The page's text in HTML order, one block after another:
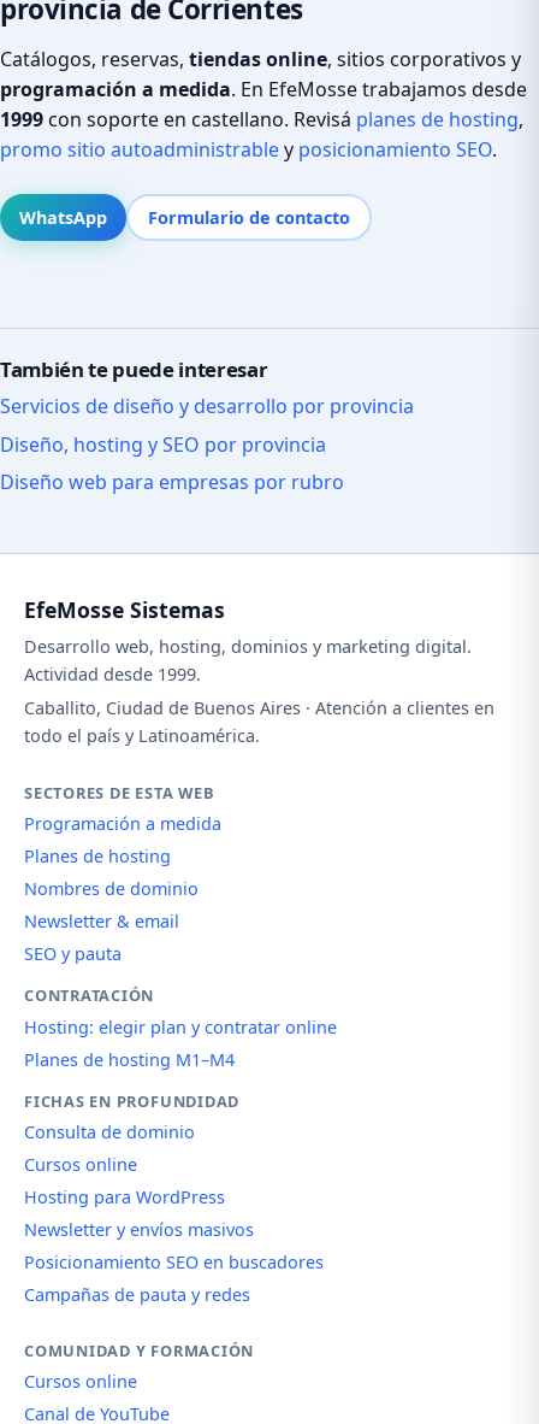
provincia de Corrientes
Catálogos, reservas, tiendas online, sitios corporativos y
programación a medida. En EfeMosse trabajamos desde
1999con soporte en castellano. Revisá planes de hosting,
promo sitio autoadministrabley posicionamiento SEO.
WhatsApp Formulario de contacto
También te puede interesar
Servicios de diseño y desarrollo por provincia
Diseño, hosting y SEO por provincia
Diseño web para empresas por rubro
EfeMosse Sistemas
Desarrollo web, hosting, dominios y marketing digital.
Actividad desde 1999.
Caballito, Ciudad de Buenos Aires · Atención a clientes en
todo el país y Latinoamérica.
SECTORES DE ESTA WEB
Programación a medida
Planes de hosting
Nombres de dominio
Newsletter & email
SEO y pauta
CONTRATACIÓN
Hosting: elegir plan y contratar online
Planes de hosting M1–M4
FICHAS EN PROFUNDIDAD
Consulta de dominio
Cursos online
Hosting para WordPress
Newsletter y envíos masivos
Posicionamiento SEO en buscadores
Campañas de pauta y redes
COMUNIDAD Y FORMACIÓN
Cursos online
Canal de YouTube